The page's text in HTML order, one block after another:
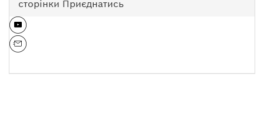
сторінки Приєднатись